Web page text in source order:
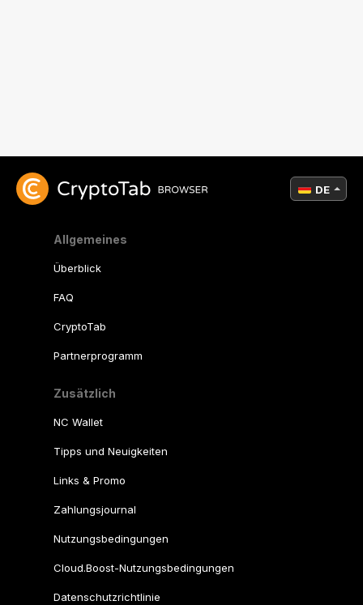
Allgemeines
Überblick
FAQ
CryptoTab
Partnerprogramm
Zusätzlich
NC Wallet
Tipps und Neuigkeiten
Links & Promo
Zahlungsjournal
Nutzungsbedingungen
Cloud.Boost-Nutzungsbedingungen
Datenschutzrichtlinie
DE